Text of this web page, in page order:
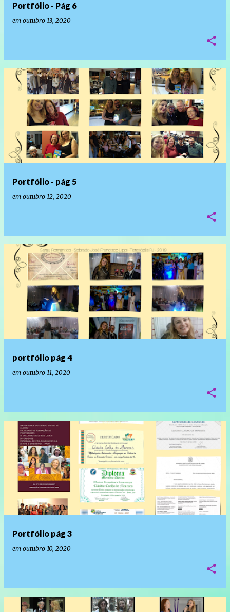
Portfólio - Pág 6
em outubro 13, 2020
Portfólio - pág 5
em outubro 12, 2020
portfólio pág 4
em outubro 11, 2020
Portfólio pág 3
em outubro 10, 2020